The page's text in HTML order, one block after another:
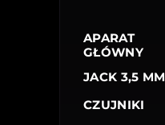
APARAT
GŁÓWNY
JACK 3,5 MM
CZUJNIKI